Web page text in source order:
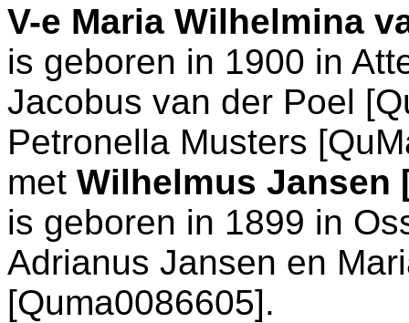
V-e Maria Wilhelmina
is geboren in 1900 in
Jacobus van der Poel
Petronella Musters
met Wilhelmus Jansen
is geboren in 1899 in
Adrianus Jansen en
[Quma0086605].